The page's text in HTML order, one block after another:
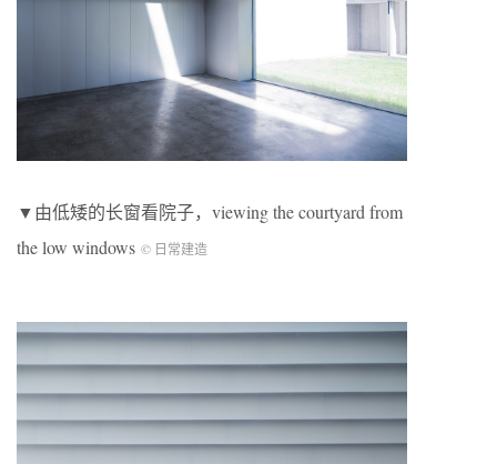
▼由低矮的长窗看院子，viewing the courtyard from
the low windows © 日常建造